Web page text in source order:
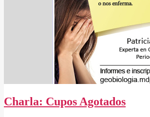
Charla: Cupos Agotados